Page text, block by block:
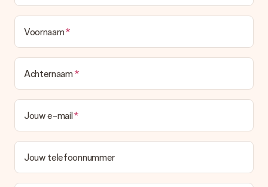
Voornaam
Achternaam
Jouw e-mail
Jouw telefoonnummer